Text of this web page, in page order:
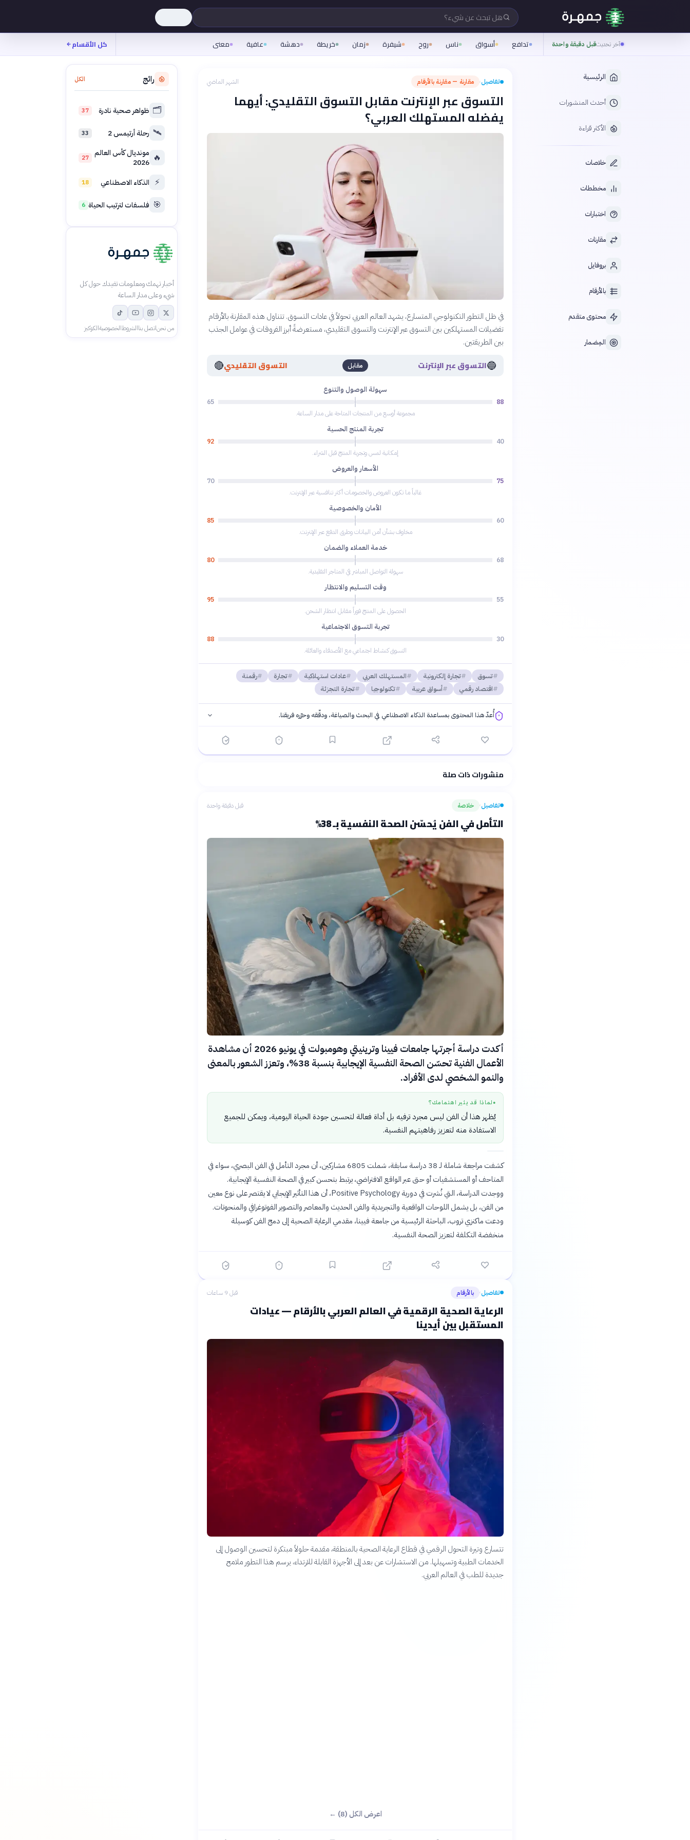
هل تبحث عن شيء؟
آخر تحديثقبل دقيقة واحدة تدافع أسواق ناس روح شيفرة زمان خريطة دهشة عافية معنى كل الأقسام
الرئيسية
أحدث المنشورات
الأكثر قراءة
خلاصات
مخططات
اختبارات
مقارنات
بروفايل
بالأرقام
محتوى متقدم
المِضمار
تفاصيل› مقارنة — مقارنة بالأرقام الشهر الماضي
التسوق عبر الإنترنت مقابل التسوق التقليدي: أيهما
يفضله المستهلك العربي؟
في ظل التطور التكنولوجي المتسارع، يشهد العالم العربي تحولاً في عادات التسوق. تتناول هذه المقارنة بالأرقام
تفضيلات المستهلكين بين التسوق عبر الإنترنت والتسوق التقليدي، مستعرضةً أبرز الفروقات في عوامل الجذب
بين الطريقتين.
🔵التسوق عبر الإنترنت مقابل التسوق التقليدي🔴
سهولة الوصول والتنوع
88
65
مجموعة أوسع من المنتجات المتاحة على مدار الساعة.
تجربة المنتج الحسية
40
92
إمكانية لمس وتجربة المنتج قبل الشراء.
الأسعار والعروض
75
70
غالباً ما تكون العروض والخصومات أكثر تنافسية عبر الإنترنت.
الأمان والخصوصية
60
85
مخاوف بشأن أمن البيانات وطرق الدفع عبر الإنترنت.
خدمة العملاء والضمان
68
80
سهولة التواصل المباشر في المتاجر التقليدية.
وقت التسليم والانتظار
55
95
الحصول على المنتج فوراً مقابل انتظار الشحن.
تجربة التسوق الاجتماعية
30
88
التسوق كنشاط اجتماعي مع الأصدقاء والعائلة.
تسوق تجارة إلكترونية المستهلك العربي عادات استهلاكية تجارة
رقمنة
اقتصاد رقمي
أسواق عربية تكنولوجيا تجارة التجزئة
أُعدّ هذا المحتوى بمساعدة الذكاء الاصطناعي في البحث والصياغة، ودقّقه وحرّره فريقنا.
منشورات ذات صلة
تفاصيل› خلاصة قبل دقيقة واحدة
التأمل في الفن يُحسّن الصحة النفسية بـ 38%
أكدت دراسة أجرتها جامعات فيينا وترينيتي وهومبولت في يونيو 2026 أن مشاهدة
الأعمال الفنية تحسّن الصحة النفسية الإيجابية بنسبة 38%، وتعزز الشعور بالمعنى
والنمو الشخصي لدى الأفراد.
● لماذا قد يثير اهتمامك؟
يُظهر هذا أن الفن ليس مجرد ترفيه بل أداة فعالة لتحسين جودة الحياة اليومية، ويمكن للجميع
الاستفادة منه لتعزيز رفاهيتهم النفسية.
كشفت مراجعة شاملة لـ 38 دراسة سابقة، شملت 6805 مشاركين، أن مجرد التأمل في الفن البصري، سواء في
المتاحف أو المستشفيات أو حتى عبر الواقع الافتراضي، يرتبط بتحسن كبير في الصحة النفسية الإيجابية.
ووجدت الدراسة، التي نُشرت في دورية Positive Psychology، أن هذا التأثير الإيجابي لا يقتصر على نوع معين
من الفن، بل يشمل اللوحات الواقعية والتجريدية والفن الحديث والمعاصر والتصوير الفوتوغرافي والمنحوتات.
ودعت ماكنزي تروب، الباحثة الرئيسية من جامعة فيينا، مقدمي الرعاية الصحية إلى دمج الفن كوسيلة
منخفضة التكلفة لتعزيز الصحة النفسية.
تفاصيل› بالأرقام قبل 9 ساعات
الرعاية الصحية الرقمية في العالم العربي بالأرقام — عيادات
المستقبل بين أيدينا
تتسارع وتيرة التحول الرقمي في قطاع الرعاية الصحية بالمنطقة، مقدمة حلولاً مبتكرة لتحسين الوصول إلى
الخدمات الطبية وتسهيلها. من الاستشارات عن بعد إلى الأجهزة القابلة للارتداء، يرسم هذا التطور ملامح
جديدة للطب في العالم العربي.
اعرض الكل (8) ←
رائج الكل
🗂️ ظواهر صحية نادرة 37
🛰️ رحلة أرتيمس 2 33
🔥 مونديال كأس العالم
2026
27
⚡ الذكاء الاصطناعي 18
🎯 فلسفات لترتيب الحياة 6
أخبار تهمك ومعلومات تفيدك حول كل
شيء وعلى مدار الساعة
من نحناتصل بناالشروطالخصوصيةالكوكيز